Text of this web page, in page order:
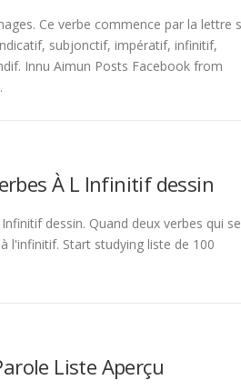
Ce verbe commence par la lettre
subjonctif, impératif, infinitif,
Innu Aimun Posts Facebook from
À L Infinitif dessin
dessin. Quand deux verbes qui se
l'infinitif. Start studying liste de 100
Liste Aperçu